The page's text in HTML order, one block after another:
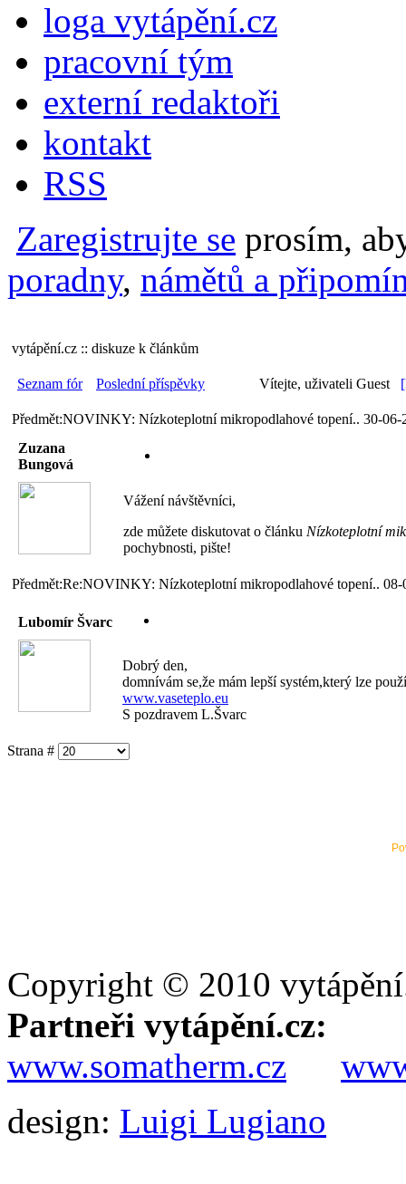
loga vytápění.cz
pracovní tým
externí redaktoři
kontakt
RSS
Zaregistrujte se prosím,
poradny, námětů a
vytápění.cz :: diskuze k článkům
Seznam fór Poslední příspěvky Vítejte, uživateli Guest
Předmět:NOVINKY: Nízkoteplotní mikropodlahové topení.. 30-06-
Zuzana
Bungová
Vážení návštěvníci,
zde můžete diskutovat o článku Nízkoteplotní
pochybnosti, pište!
Předmět:Re:NOVINKY: Nízkoteplotní mikropodlahové topení.. 08-
Lubomír Švarc
Dobrý den,
domnívám se,že mám lepší systém,který lze
www.vaseteplo.eu
S pozdravem L.Švarc
Strana #
Copyright © 2010
Partneři vytápění.cz:
www.somatherm.cz
design: Luigi Lugiano